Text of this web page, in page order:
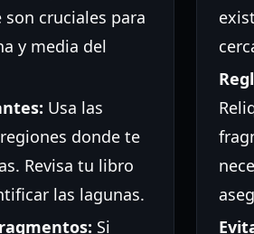
cruciales para
y media del
Usa las
donde te
Revisa tu libro
las lagunas.
Si